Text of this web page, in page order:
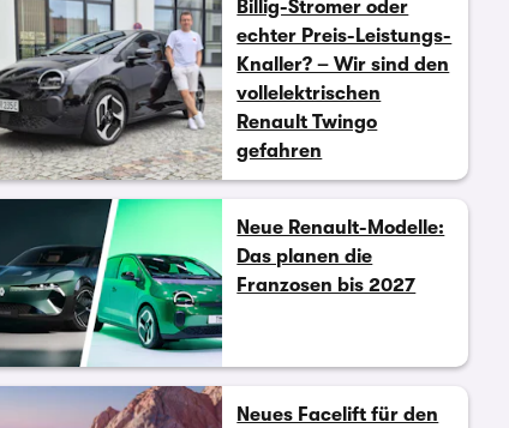
Billig-Stromer oder
echter Preis-Leistungs-
Knaller? – Wir sind den
vollelektrischen
Renault Twingo
gefahren
Neue Renault-Modelle:
Das planen die
Franzosen bis 2027
Neues Facelift für den